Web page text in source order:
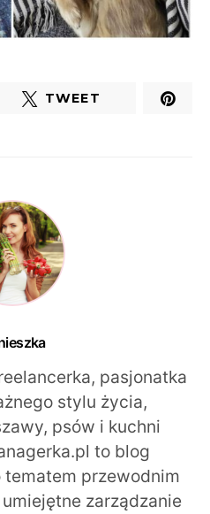
TWEET
pasjonatka
stylu życia,
psów i kuchni
to blog
przewodnim
zarządzanie